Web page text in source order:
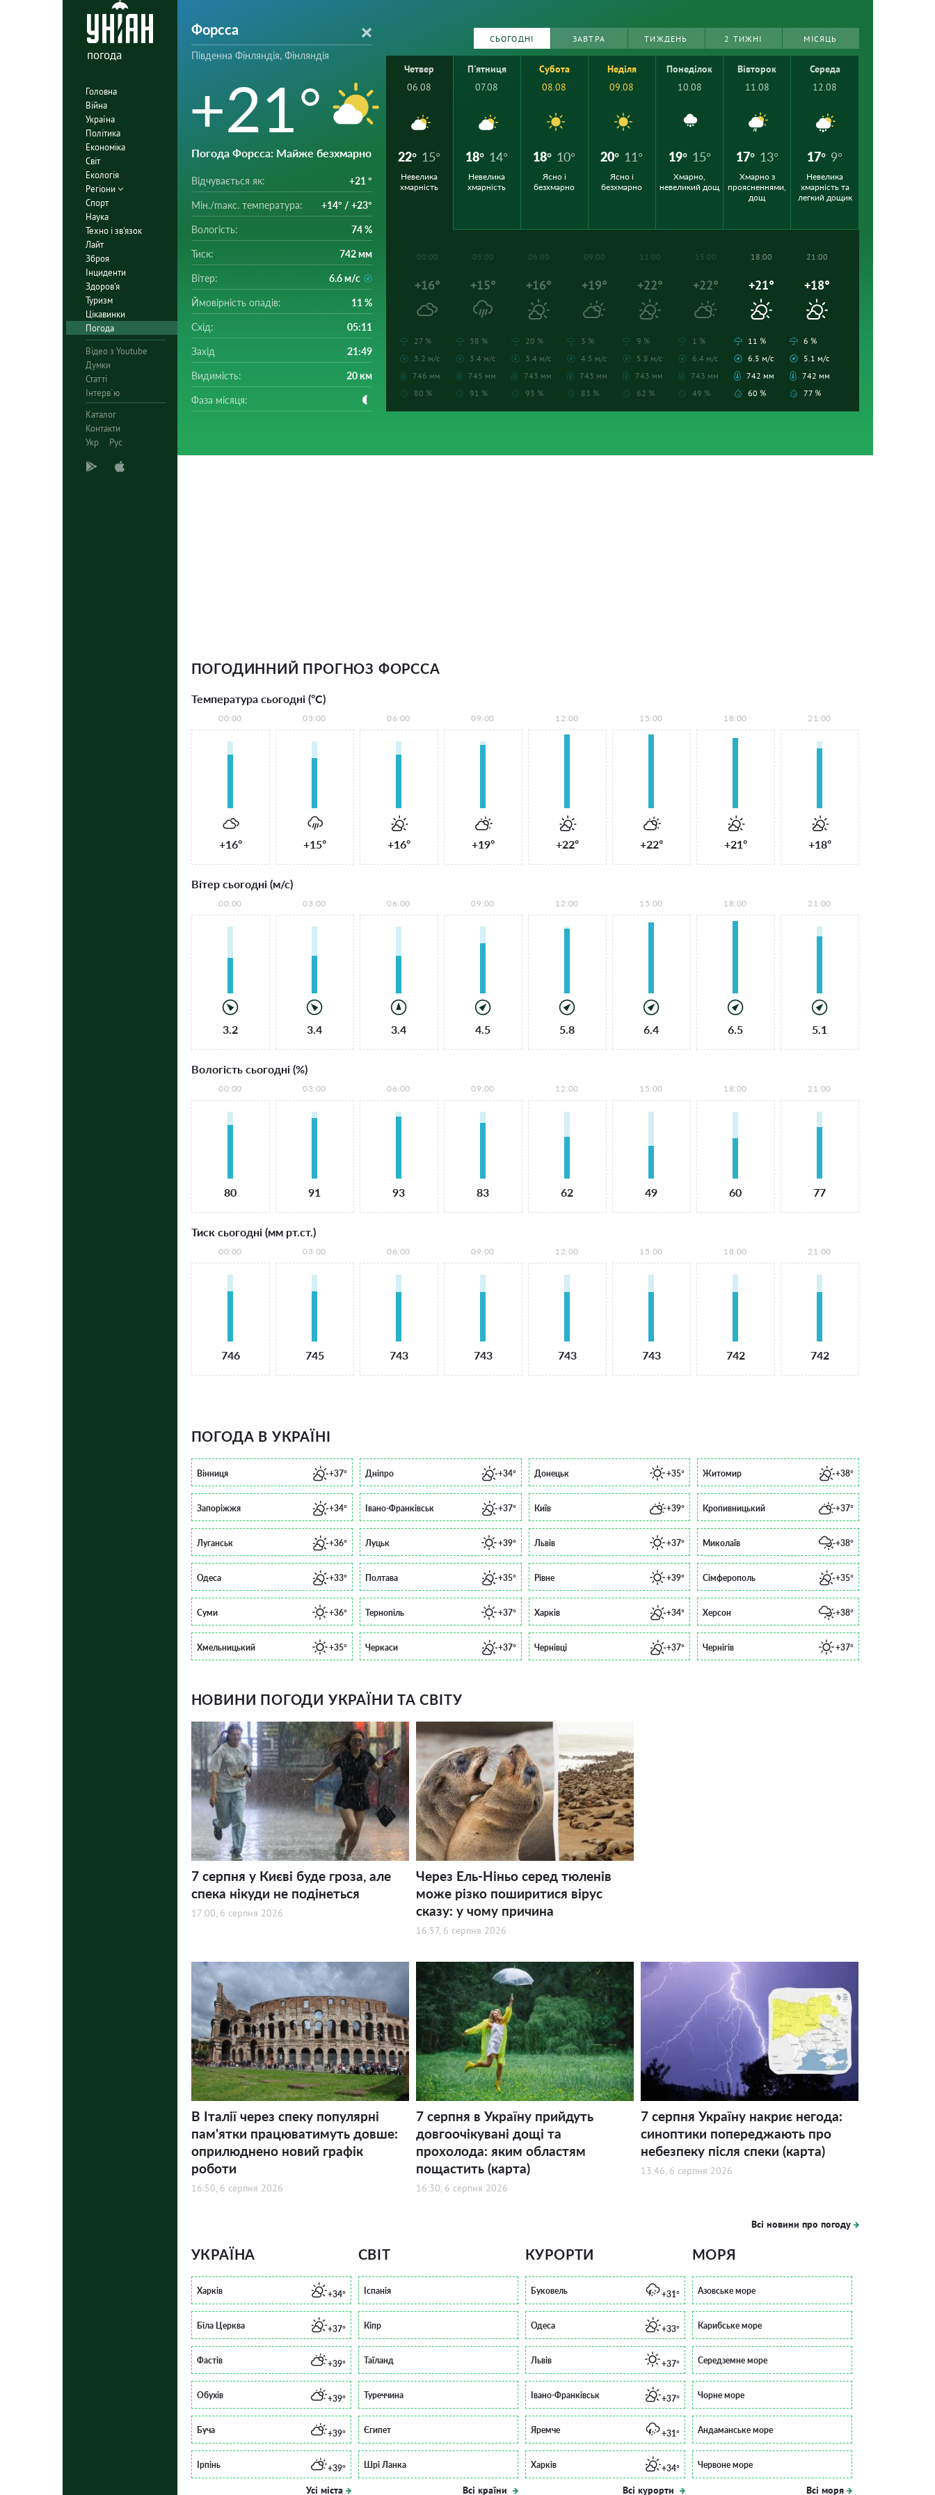
погода
Головна
Війна
Україна
Політика
Економіка
Світ
Екологія
Регіони
Спорт
Наука
Техно і зв'язок
Лайт
Зброя
Інциденти
Здоров'я
Туризм
Цікавинки
Погода
Відео з Youtube
Думки
Статті
Інтерв`ю
Каталог
Контакти
Укр
Рус
Форсса
Південна Фінляндія, Фінляндія
+21°
Погода Форсса: Майже безхмарно
Відчувається як: +21 °
Мін./mакс. температура: +14° / +23°
Вологість: 74 %
Тиск: 742 мм
Вітер: 6.6 м/с
Ймовірність опадів: 11 %
Схід: 05:11
Захід 21:49
Видимість: 20 км
Фаза місяця:
СЬОГОДНІ ЗАВТРА ТИЖДЕНЬ 2 ТИЖНІ МІСЯЦЬ
Четвер
06.08
22° 15°
Невелика
хмарність
П'ятниця
07.08
18° 14°
Невелика
хмарність
Субота
08.08
18° 10°
Ясно і
безхмарно
Неділя
09.08
20° 11°
Ясно і
безхмарно
Понеділок
10.08
19° 15°
Хмарно,
невеликий дощ
Вівторок
11.08
17° 13°
Хмарно з
проясненнями,
дощ
Середа
12.08
17° 9°
Невелика
хмарність та
легкий дощик
00:00
+16°
27 %
3.2 м/с
746 мм
80 %
03:00
+15°
38 %
3.4 м/с
745 мм
91 %
06:00
+16°
20 %
3.4 м/с
743 мм
93 %
09:00
+19°
3 %
4.5 м/с
743 мм
83 %
12:00
+22°
9 %
5.8 м/с
743 мм
62 %
15:00
+22°
1 %
6.4 м/с
743 мм
49 %
18:00
+21°
11 %
6.5 м/с
742 мм
60 %
21:00
+18°
6 %
5.1 м/с
742 мм
77 %
ПОГОДИННИЙ ПРОГНОЗ ФОРССА
Температура сьогодні (°С)
00:00
+16°
03:00
+15°
06:00
+16°
09:00
+19°
12:00
+22°
15:00
+22°
18:00
+21°
21:00
+18°
Вітер сьогодні (м/с)
00:00
3.2
03:00
3.4
06:00
3.4
09:00
4.5
12:00
5.8
15:00
6.4
18:00
6.5
21:00
5.1
Вологість сьогодні (%)
00:00
80
03:00
91
06:00
93
09:00
83
12:00
62
15:00
49
18:00
60
21:00
77
Тиск сьогодні (мм рт.ст.)
00:00
746
03:00
745
06:00
743
09:00
743
12:00
743
15:00
743
18:00
742
21:00
742
ПОГОДА В УКРАЇНІ
Вінниця +37° Дніпро +34° Донецьк +35° Житомир +38°
Запоріжжя +34° Івано-Франківськ +37° Київ +39° Кропивницький +37°
Луганськ +36° Луцьк +39° Львів +37° Миколаїв +38°
Одеса +33° Полтава +35° Рівне +39° Сімферополь +35°
Суми +36° Тернопіль +37° Харків +34° Херсон +38°
Хмельницький +35° Черкаси +37° Чернівці +37° Чернігів +37°
НОВИНИ ПОГОДИ УКРАЇНИ ТА СВІТУ
7 серпня у Києві буде гроза, але
спека нікуди не подінеться
17:00, 6 серпня 2026
Через Ель-Ніньо серед тюленів
може різко поширитися вірус
сказу: у чому причина
16:57, 6 серпня 2026
В Італії через спеку популярні
пам'ятки працюватимуть довше:
оприлюднено новий графік
роботи
16:50, 6 серпня 2026
7 серпня в Україну прийдуть
довгоочікувані дощі та
прохолода: яким областям
пощастить (карта)
16:30, 6 серпня 2026
7 серпня Україну накриє негода:
синоптики попереджають про
небезпеку після спеки (карта)
13:46, 6 серпня 2026
Всі новини про погоду
УКРАЇНА
Харків +34°
Біла Церква +37°
Фастів +39°
Обухів +39°
Буча +39°
Ірпінь +39°
Усі міста
СВІТ
Іспанія
Кіпр
Таїланд
Туреччина
Єгипет
Шрі Ланка
Всі країни
КУРОРТИ
Буковель +31°
Одеса +33°
Львів +37°
Івано-Франківськ +37°
Яремче +31°
Харків +34°
Всі курорти
МОРЯ
Азовське море
Карибське море
Середземне море
Чорне море
Андаманське море
Червоне море
Всі моря